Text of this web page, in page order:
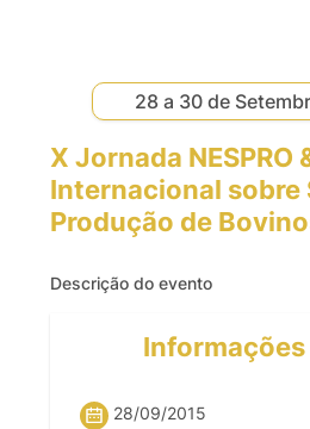
28 a 30 de
X Jornada NESPRO
Internacional sobre
Produção de
Descrição do evento
28/09/2015